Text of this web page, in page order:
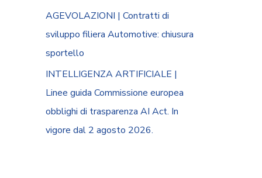
AGEVOLAZIONI | Contratti di
sviluppo filiera Automotive: chiusura
sportello
INTELLIGENZA ARTIFICIALE |
Linee guida Commissione europea
obblighi di trasparenza AI Act. In
vigore dal 2 agosto 2026.